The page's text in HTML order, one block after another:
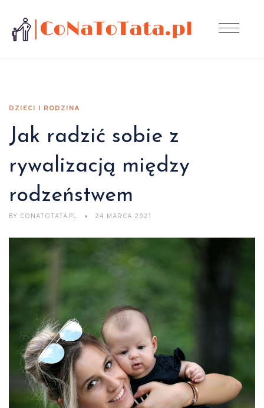
DZIECI I RODZINA
Jak radzić sobie z
rywalizacją między
rodzeństwem
BY CONATOTATA.PL 24 MARCA 2021